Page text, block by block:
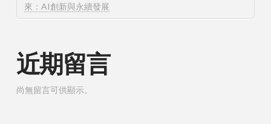
來：AI創新與永續發展
近期留言
尚無留言可供顯示。